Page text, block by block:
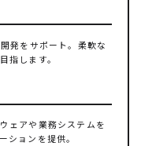
発をサポート。柔軟な
指します。
ェアや業務システムを
ションを提供。